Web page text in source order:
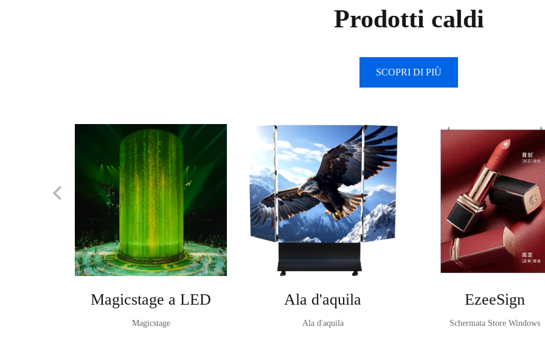
Prodotti caldi
SCOPRI DI PIÙ
Magicstage a LED
Magicstage
Ala d'aquila
Ala d'aquila
EzeeSign
Schermata Store Windows